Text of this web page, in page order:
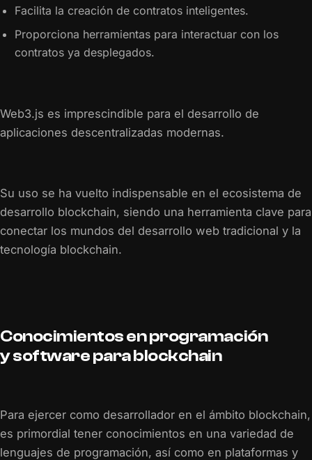
Facilita la creación de contratos inteligentes.
Proporciona herramientas para interactuar con los
contratos ya desplegados.
Web3.js es imprescindible para el desarrollo de
aplicaciones descentralizadas modernas.
Su uso se ha vuelto indispensable en el ecosistema de
desarrollo blockchain, siendo una herramienta clave para
conectar los mundos del desarrollo web tradicional y la
tecnología blockchain.
Conocimientos en programación
y software para blockchain
Para ejercer como desarrollador en el ámbito blockchain,
es primordial tener conocimientos en una variedad de
lenguajes de programación, así como en plataformas y